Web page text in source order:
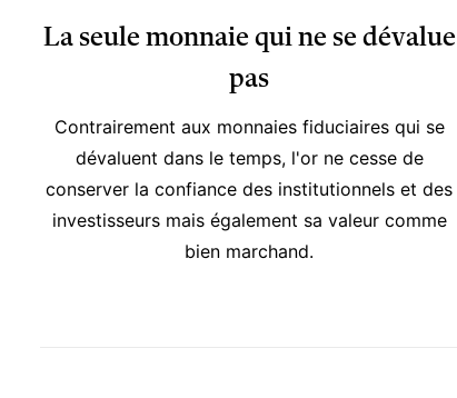
La seule monnaie qui ne se dévalue
pas
Contrairement aux monnaies fiduciaires qui se
dévaluent dans le temps, l'or ne cesse de
conserver la confiance des institutionnels et des
investisseurs mais également sa valeur comme
bien marchand.